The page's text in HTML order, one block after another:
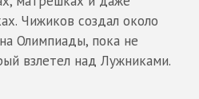
Чижиков создал около
Олимпиады, пока не
взлетел над Лужниками.